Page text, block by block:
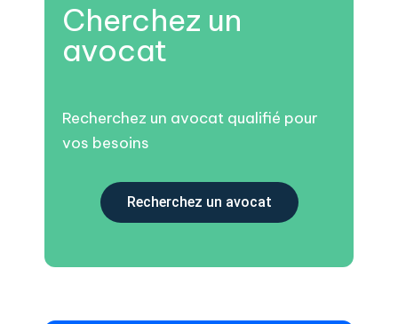
Cherchez un
avocat
Recherchez un avocat qualifié pour
vos besoins
Recherchez un avocat